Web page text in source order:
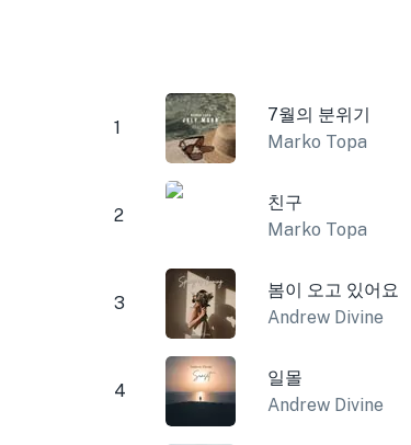
1
7월의 분위기
Marko Topa
2
친구
Marko Topa
3
봄이 오고 있어요
Andrew Divine
4
일몰
Andrew Divine